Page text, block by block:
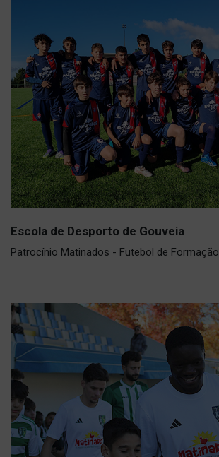
Escola de Desporto de Gouveia
Patrocínio Matinados - Futebol de Formação